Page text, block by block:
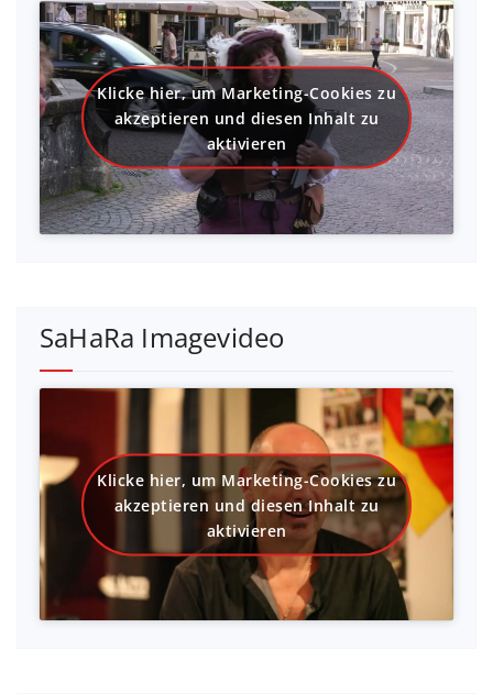
Klicke hier, um Marketing-Cookies zu
akzeptieren und diesen Inhalt zu
aktivieren
SaHaRa Imagevideo
Klicke hier, um Marketing-Cookies zu
akzeptieren und diesen Inhalt zu
aktivieren